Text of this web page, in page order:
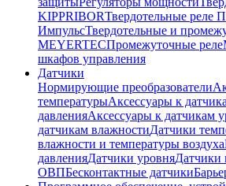
KIPPRIBORТвердотельные реле
ИмпульсТвердотельные и
MEYERTECПромежуточные реле
шкафов управления
Датчики
Нормирующие преобразователи
температурыАксессуары к
давленияАксессуары к датчикам
датчикам влажностиДатчики
влажности и температуры воздуха
давленияДатчики уровняДатчики
ОВПБесконтактные датчики